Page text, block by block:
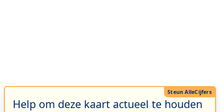
Help om deze kaart actueel te houden